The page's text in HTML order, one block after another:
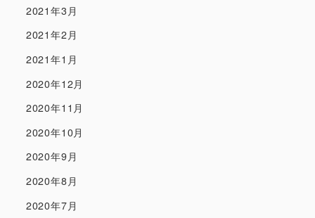
2021年3月
2021年2月
2021年1月
2020年12月
2020年11月
2020年10月
2020年9月
2020年8月
2020年7月